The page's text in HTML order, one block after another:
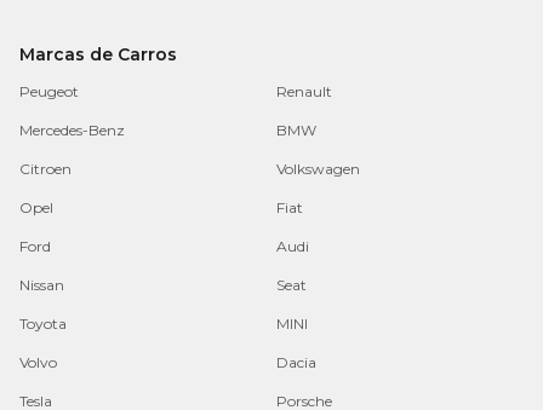
Marcas de Carros
Peugeot Renault
Mercedes-Benz BMW
Citroen Volkswagen
Opel Fiat
Ford Audi
Nissan Seat
Toyota MINI
Volvo Dacia
Tesla Porsche